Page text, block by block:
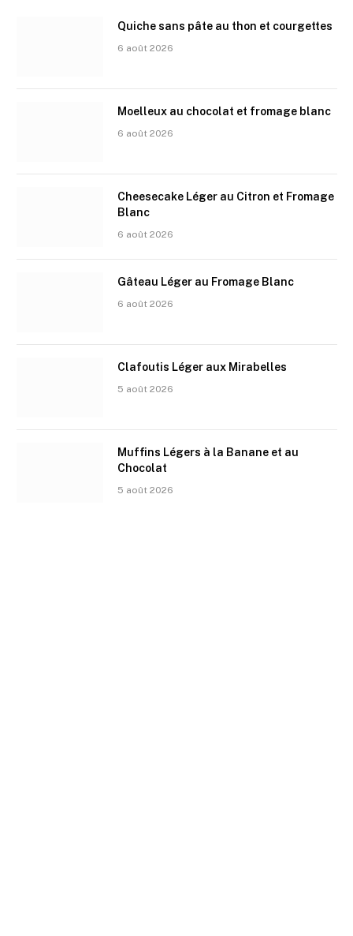
Quiche sans pâte au thon et courgettes
6 août 2026
Moelleux au chocolat et fromage blanc
6 août 2026
Cheesecake Léger au Citron et Fromage
Blanc
6 août 2026
Gâteau Léger au Fromage Blanc
6 août 2026
Clafoutis Léger aux Mirabelles
5 août 2026
Muffins Légers à la Banane et au
Chocolat
5 août 2026